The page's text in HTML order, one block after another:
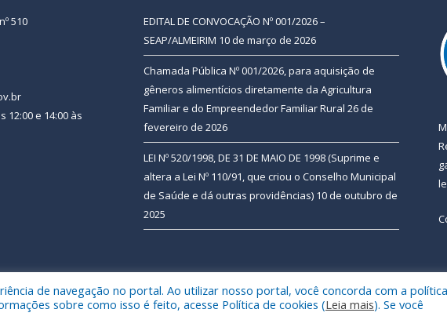
510
12:00 e 14:00 às
EDITAL DE CONVOCAÇÃO Nº 001/2026 –
SEAP/ALMEIRIM 10 de março de 2026
Chamada Pública Nº 001/2026, para aquisição de
gêneros alimentícios diretamente da Agricultura
Familiar e do Empreendedor Familiar Rural 26 de
fevereiro de 2026
LEI Nº 520/1998, DE 31 DE MAIO DE 1998 (Suprime e
altera a Lei Nº 110/91, que criou o Conselho Municipal
de Saúde e dá outras providências) 10 de outubro de
2025
Municipal de Almeirim. Mapa do Site
de navegação no portal. Ao utilizar nosso portal, você concorda com a
sobre como isso é feito, acesse Política de cookies (Leia mais). Se você